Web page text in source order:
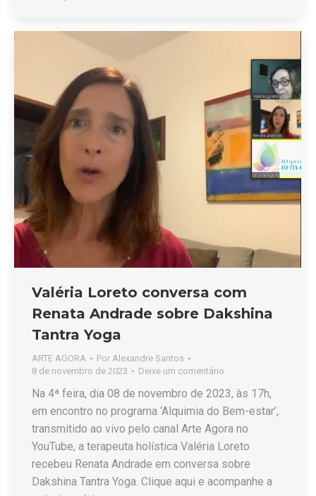
Valéria Loreto conversa com
Renata Andrade sobre Dakshina
Tantra Yoga
ARTE AGORA Por Alexandre Santos
8 de novembro de 2023
Deixe um comentário
Na 4ª feira, dia 08 de novembro de 2023, às 17h,
em encontro no programa ‘Alquimia do Bem-estar’,
transmitido ao vivo pelo canal Arte Agora no
YouTube, a terapeuta holística Valéria Loreto
recebeu Renata Andrade em conversa sobre
Dakshina Tantra Yoga. Clique aqui e acompanhe a